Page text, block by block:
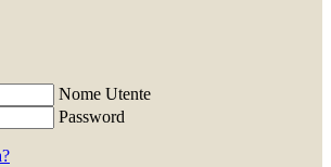
Nome Utente
Password